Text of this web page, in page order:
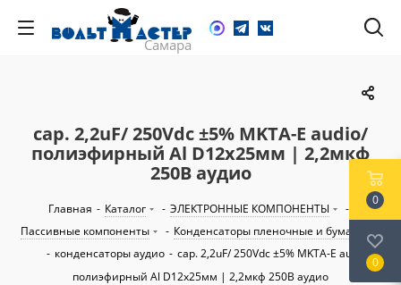
cap. 2,2uF/ 250Vdc ±5% MKTA-E audio/
полиэфирный Al D12х25мм | 2,2мкф
250В аудио
Главная - Каталог - ЭЛЕКТРОННЫЕ КОМПОНЕНТЫ
-
Пассивные компоненты
- Конденсаторы пленочные и бумажные
- конденсаторы аудио - cap. 2,2uF/ 250Vdc ±5% MKTA-E audio/
полиэфирный Al D12х25мм | 2,2мкф 250В аудио
0
0